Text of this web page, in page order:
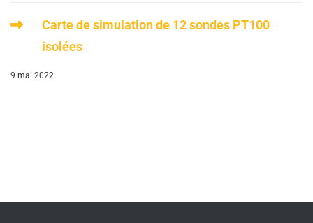
Carte de simulation de 12 sondes PT100
isolées
9 mai 2022